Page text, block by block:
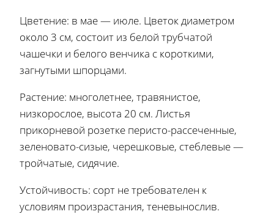
Цветение: в мае — июле. Цветок диаметром
около 3 см, состоит из белой трубчатой
чашечки и белого венчика с короткими,
загнутыми шпорцами.
Растение: многолетнее, травянистое,
низкорослое, высота 20 см. Листья
прикорневой розетке перисто-рассеченные,
зеленовато-сизые, черешковые, стеблевые —
тройчатые, сидячие.
Устойчивость: сорт не требователен к
условиям произрастания, теневынослив.